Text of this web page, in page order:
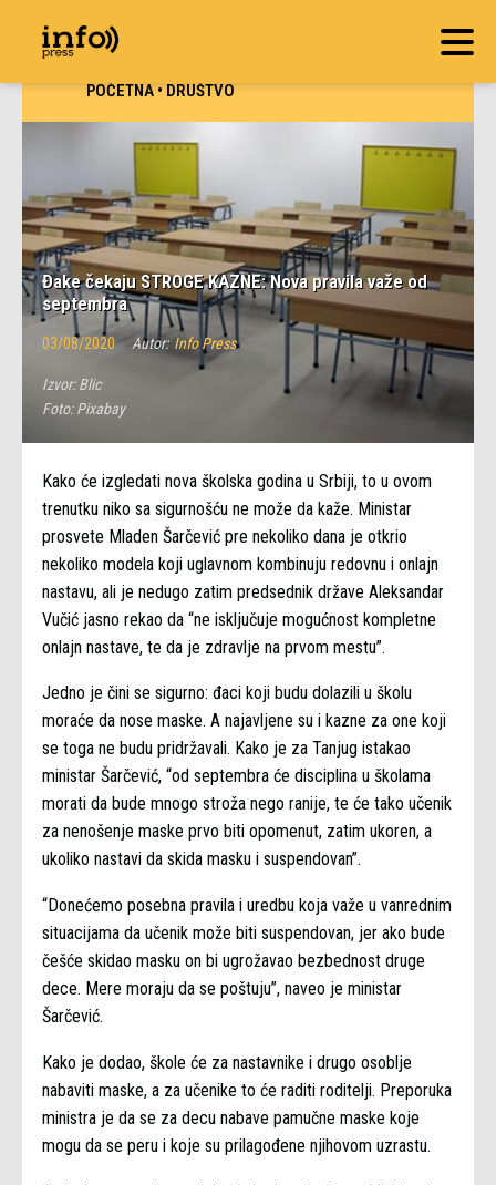
POČETNA•DRUŠTVO
Đake čekaju STROGE KAZNE: Nova pravila važe od
septembra
03/08/2020 Autor: Info Press
Izvor:Blic
Foto:Pixabay
Kako će izgledati nova školska godina u Srbiji, to u ovom
trenutku niko sa sigurnošću ne može da kaže. Ministar
prosvete Mladen Šarčević pre nekoliko dana je otkrio
nekoliko modela koji uglavnom kombinuju redovnu i onlajn
nastavu, ali je nedugo zatim predsednik države Aleksandar
Vučić jasno rekao da “ne isključuje mogućnost kompletne
onlajn nastave, te da je zdravlje na prvom mestu”.
Jedno je čini se sigurno: đaci koji budu dolazili u školu
moraće da nose maske. A najavljene su i kazne za one koji
se toga ne budu pridržavali. Kako je za Tanjug istakao
ministar Šarčević, “od septembra će disciplina u školama
morati da bude mnogo stroža nego ranije, te će tako učenik
za nenošenje maske prvo biti opomenut, zatim ukoren, a
ukoliko nastavi da skida masku i suspendovan”.
“Donećemo posebna pravila i uredbu koja važe u vanrednim
situacijama da učenik može biti suspendovan, jer ako bude
češće skidao masku on bi ugrožavao bezbednost druge
dece. Mere moraju da se poštuju”, naveo je ministar
Šarčević.
Kako je dodao, škole će za nastavnike i drugo osoblje
nabaviti maske, a za učenike to će raditi roditelji. Preporuka
ministra je da se za decu nabave pamučne maske koje
mogu da se peru i koje su prilagođene njihovom uzrastu.